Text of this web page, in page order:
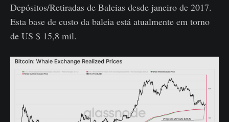
Depósitos/Retiradas de Baleias desde janeiro de 2017.
Esta base de custo da baleia está atualmente em torno
de US $ 15,8 mil.